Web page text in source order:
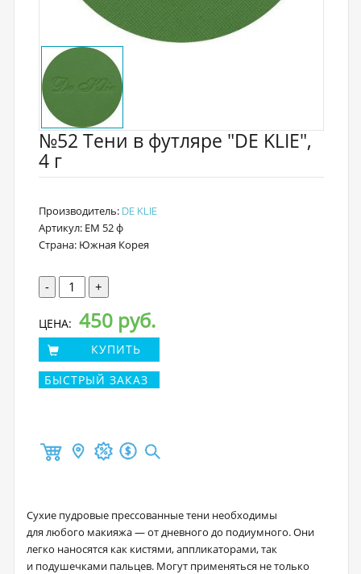
№52 Тени в футляре "DE KLIE",
4 г
Производитель: DE KLIE
Артикул: EM 52 ф
Страна: Южная Корея
- +
ЦЕНА: 450 руб.
КУПИТЬ
БЫСТРЫЙ ЗАКАЗ
Сухие пудровые прессованные тени необходимы
для любого макияжа — от дневного до подиумного. Они
легко наносятся как кистями, аппликаторами, так
и подушечками пальцев. Могут применяться не только